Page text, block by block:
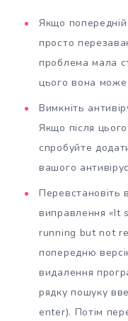
Якщо
просто
проблема мала
цього вона може
Вимкніть
Якщо після цього
спробуйте
вашого
Перевстановіть
виправлення «It
running but not
попередню
видалення
рядку пошуку
enter). Потім